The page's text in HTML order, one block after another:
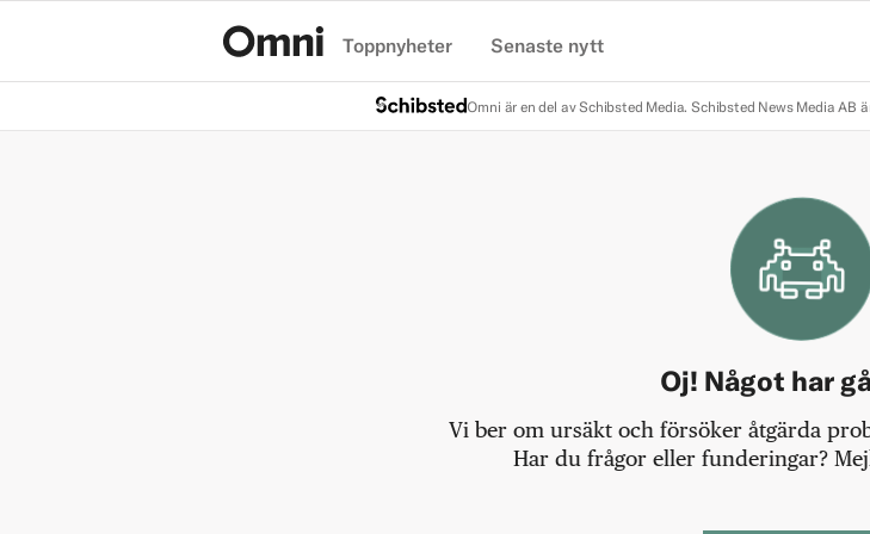
Toppnyheter Senaste nytt
Omni är en del av Schibsted Media. Schibsted News Media AB
Oj! Något har
Vi ber om ursäkt och försöker åtgärda
Har du frågor eller funderingar?